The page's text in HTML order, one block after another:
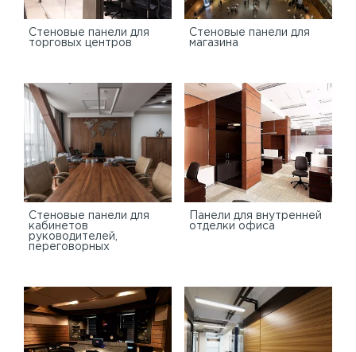
Cтеновые панели для
торговых центров
Стеновые панели для
магазина
Стеновые панели для
кабинетов
руководителей,
переговорных
Панели для внутренней
отделки офиса